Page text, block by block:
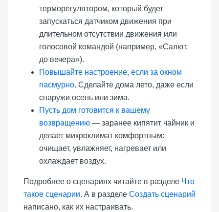
терморегулятором, который будет
запускаться датчиком движения при
длительном отсутствии движения или
голосовой командой (например, «Салют,
до вечера»).
Повышайте настроение, если за окном
пасмурно. Сделайте дома лето, даже если
снаружи осень или зима.
Пусть дом готовится к вашему
возвращению — заранее кипятит чайник и
делает микроклимат комфортным:
очищает, увлажняет, нагревает или
охлаждает воздух.
Подробнее о сценариях читайте в разделе Что
такое сценарии. А в разделе Создать сценарий
написано, как их настраивать.